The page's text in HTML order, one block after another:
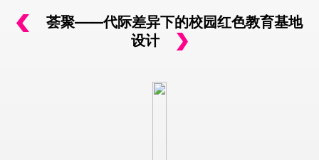
荟聚——代际差异下的校园红色教育基地
设计